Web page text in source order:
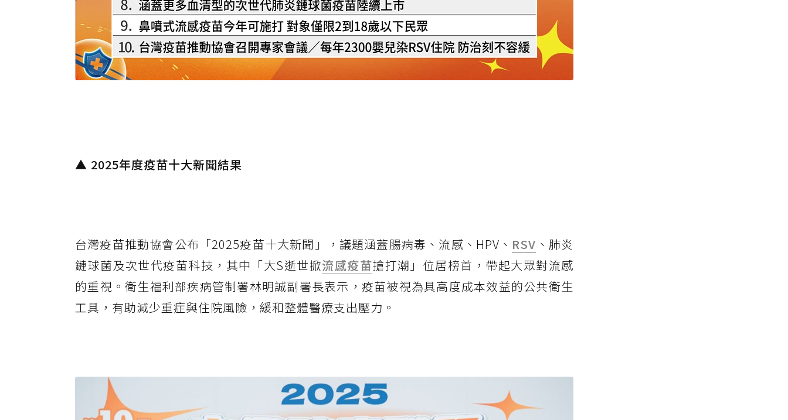
▲ 2025年度疫苗十大新聞結果
台灣疫苗推動協會公布「2025疫苗十大新聞」，議題涵蓋腸病毒、流感、HPV、 RSV 、肺炎
鏈球菌及次世代疫苗科技，其中「大S逝世掀流感疫苗搶打潮」位居榜首，帶起大眾對流感
的重視。衛生福利部疾病管制署林明誠副署長表示，疫苗被視為具高度成本效益的公共衛生
工具，有助減少重症與住院風險，緩和整體醫療支出壓力。